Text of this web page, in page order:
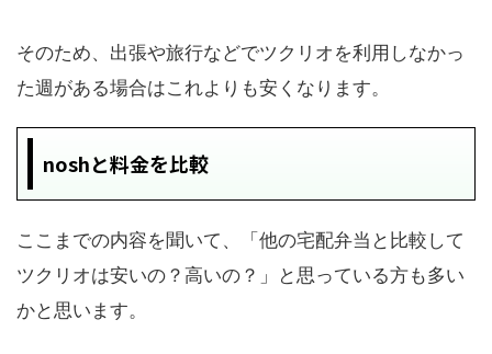
そのため、出張や旅行などでツクリオを利用しなかっ
た週がある場合はこれよりも安くなります。
noshと料金を比較
ここまでの内容を聞いて、「他の宅配弁当と比較して
ツクリオは安いの？高いの？」と思っている方も多い
かと思います。